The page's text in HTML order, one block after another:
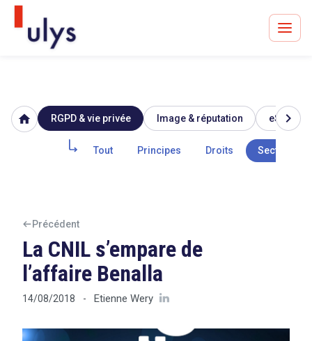
Avocats à Paris & Bruxelles
Leader en droit de l'innovation depuis 30 ans
home RGPD & vie privée Image & réputation eSanté
Tout Principes Droits Secteur
chevron_right
Précédent
La CNIL s’empare de
l’affaire Benalla
14/08/2018 - Etienne Wery